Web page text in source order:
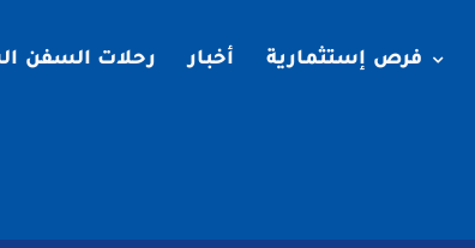
فرص إستثمارية أخبار رحلات السفن